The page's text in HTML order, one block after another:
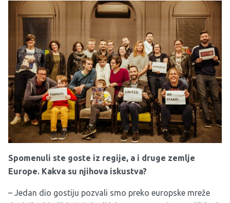
Spomenuli ste goste iz regije, a i druge zemlje
Europe. Kakva su njihova iskustva?
– Jedan dio gostiju pozvali smo preko europske mreže